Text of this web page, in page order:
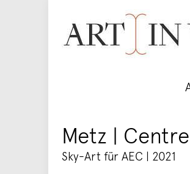
Metz |
Sky-Art für AEC | 2021